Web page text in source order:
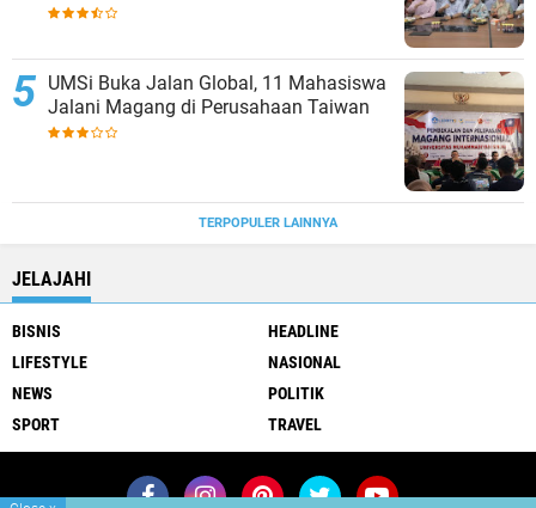
UMSi Buka Jalan Global, 11 Mahasiswa
Jalani Magang di Perusahaan Taiwan
TERPOPULER LAINNYA
JELAJAHI
BISNIS
HEADLINE
LIFESTYLE
NASIONAL
NEWS
POLITIK
SPORT
TRAVEL